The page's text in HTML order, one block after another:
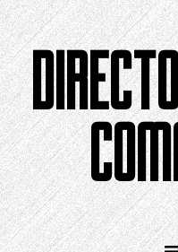
Salta
al
contenuto